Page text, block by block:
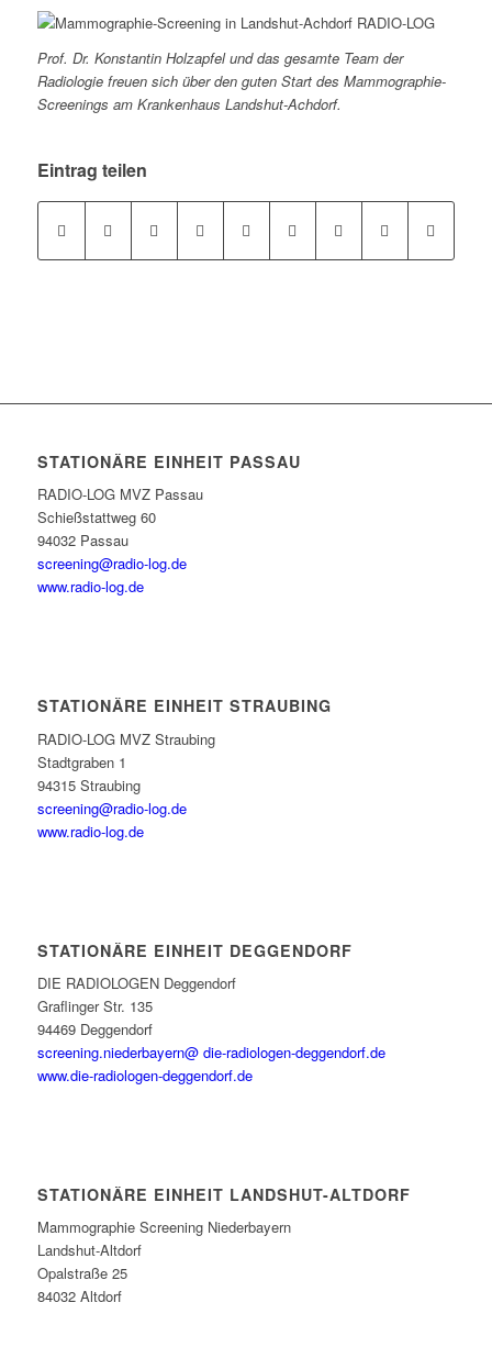
Prof. Dr. Konstantin Holzapfel und das gesamte Team der
Radiologie freuen sich über den guten Start des Mammographie-
Screenings am Krankenhaus Landshut-Achdorf.
Eintrag teilen
STATIONÄRE EINHEIT PASSAU
RADIO-LOG MVZ Passau
Schießstattweg 60
94032 Passau
screening@radio-log.de
www.radio-log.de
STATIONÄRE EINHEIT STRAUBING
RADIO-LOG MVZ Straubing
Stadtgraben 1
94315 Straubing
screening@radio-log.de
www.radio-log.de
STATIONÄRE EINHEIT DEGGENDORF
DIE RADIOLOGEN Deggendorf
Graflinger Str. 135
94469 Deggendorf
screening.niederbayern@ die-radiologen-deggendorf.de
www.die-radiologen-deggendorf.de
STATIONÄRE EINHEIT LANDSHUT-ALTDORF
Mammographie Screening Niederbayern
Landshut-Altdorf
Opalstraße 25
84032 Altdorf